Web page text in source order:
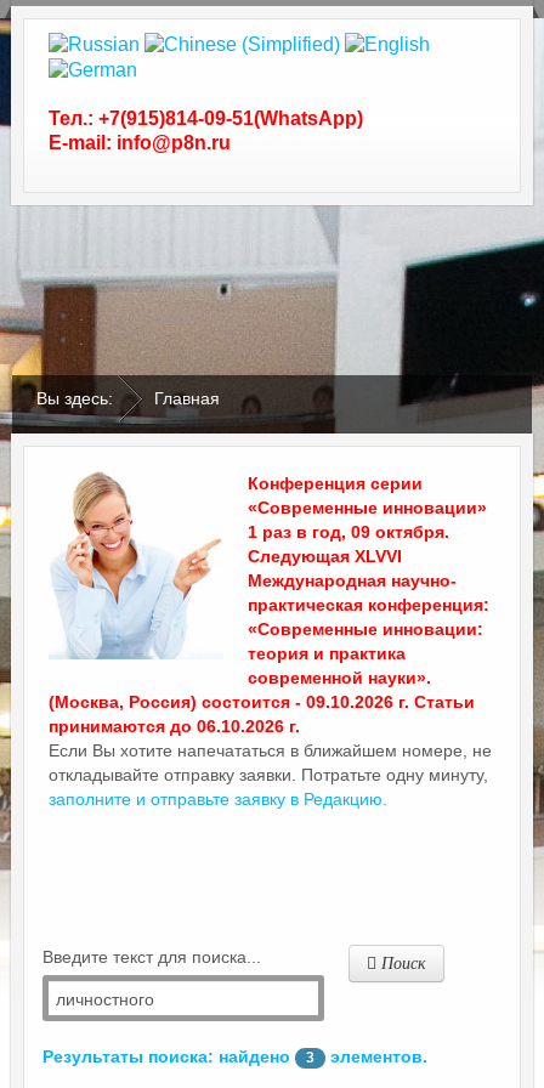
Тел.: +7(915)814-09-51(WhatsApp)
E-mail: info@p8n.ru
Вы здесь: Главная
Конференция серии
«Современные инновации»
1 раз в год, 09 октября.
Следующая XLVVI
Международная научно-
практическая конференция:
«Современные инновации:
теория и практика
современной науки».
(Москва, Россия) состоится - 09.10.2026 г. Статьи
принимаются до 06.10.2026 г.
Если Вы хотите напечататься в ближайшем номере, не
откладывайте отправку заявки. Потратьте одну минуту,
заполните и отправьте заявку в Редакцию.
Введите текст для поиска... Поиск
Результаты поиска: найдено 3 элементов.